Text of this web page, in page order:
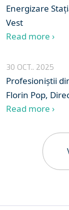
Energizare
Vest
Read more ›
30 OCT.. 2025
Profesioniștii
Florin Pop,
Read more ›